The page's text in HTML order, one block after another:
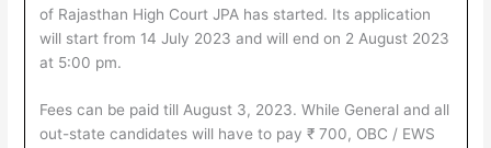
of Rajasthan High Court JPA has started. Its application
will start from 14 July 2023 and will end on 2 August 2023
at 5:00 pm.
Fees can be paid till August 3, 2023. While General and all
out-state candidates will have to pay ₹ 700, OBC / EWS